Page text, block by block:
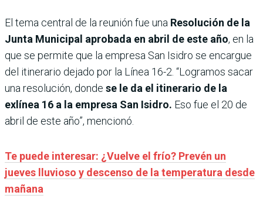
El tema central de la reunión fue una Resolución de la
Junta Municipal aprobada en abril de este año, en la
que se permite que la empresa San Isidro se encargue
del itinerario dejado por la Línea 16-2. “Logramos sacar
una resolución, donde se le da el itinerario de la
exlínea 16 a la empresa San Isidro. Eso fue el 20 de
abril de este año”, mencionó.
Te puede interesar: ¿Vuelve el frío? Prevén un
jueves lluvioso y descenso de la temperatura desde
mañana